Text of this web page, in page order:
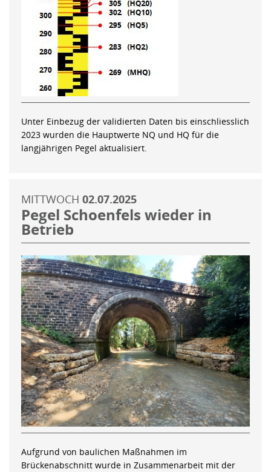
Unter Einbezug der validierten Daten bis einschliesslich
2023 wurden die Hauptwerte NQ und HQ für die
langjährigen Pegel aktualisiert.
MITTWOCH 02.07.2025
Pegel Schoenfels wieder in
Betrieb
Aufgrund von baulichen Maßnahmen im
Brückenabschnitt wurde in Zusammenarbeit mit der